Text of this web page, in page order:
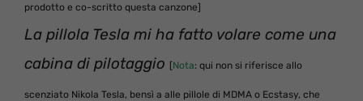
prodotto e co-scritto questa canzone]
La pillola Tesla mi ha fatto volare come una
cabina di pilotaggio [Nota: qui non si riferisce allo
scenziato Nikola Tesla, bensì a alle pillole di MDMA o Ecstasy, che